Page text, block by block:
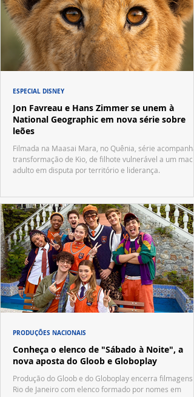
Jon Favreau e Hans Zimmer se unem à
National Geographic em nova série sobre
leões
Filmada na Maasai Mara, no Quênia, série acompanha
transformação de Kio, de filhote vulnerável a um
adulto em disputa por território e liderança.
ESPECIAL DISNEY
Conheça o elenco de "Sábado à Noite", a
nova aposta do Gloob e Globoplay
Produção do Gloob e do Globoplay encerra filmagens
Rio de Janeiro com elenco formado por nomes em
PRODUÇÕES NACIONAIS